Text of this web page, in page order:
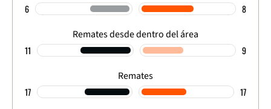
6 8
Remates desde dentro del área
11 9
Remates
17 17